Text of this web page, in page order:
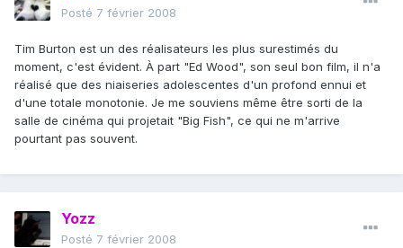
Posté 7 février 2008
Tim Burton est un des réalisateurs les plus surestimés du
moment, c'est évident. À part "Ed Wood", son seul bon film, il n'a
réalisé que des niaiseries adolescentes d'un profond ennui et
d'une totale monotonie. Je me souviens même être sorti de la
salle de cinéma qui projetait "Big Fish", ce qui ne m'arrive
pourtant pas souvent.
Yozz
Posté 7 février 2008